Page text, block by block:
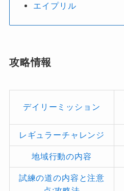
エイプリル
攻略情報
デイリーミッション
レギュラーチャレンジ
地域行動の内容
試練の道の内容と注意